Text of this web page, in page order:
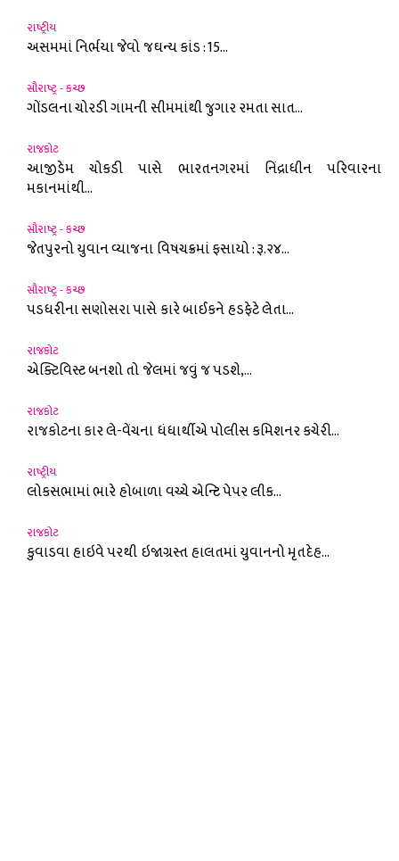
રાષ્ટ્રીય
અસમમાં નિર્ભયા જેવો જઘન્ય કાંડ : 15...
સૌરાષ્ટ્ર - કચ્છ
ગોંડલના ચોરડી ગામની સીમમાંથી જુગાર રમતા સાત...
રાજકોટ
આજીડેમ ચોકડી પાસે ભારતનગરમાં નિંદ્રાધીન પરિવારના
મકાનમાંથી...
સૌરાષ્ટ્ર - કચ્છ
જેતપુરનો યુવાન વ્યાજના વિષચક્રમાં ફસાયો : રૂ.૨૪...
સૌરાષ્ટ્ર - કચ્છ
પડધરીના સણોસરા પાસે કારે બાઈકને હડફેટે લેતા...
રાજકોટ
એક્ટિવિસ્ટ બનશો તો જેલમાં જવું જ પડશે,...
રાજકોટ
રાજકોટના કાર લે-વેંચના ધંધાર્થીએ પોલીસ કમિશનર કચેરી...
રાષ્ટ્રીય
લોકસભામાં ભારે હોબાળા વચ્ચે એન્ટિ પેપર લીક...
રાજકોટ
કુવાડવા હાઇવે પરથી ઇજાગ્રસ્ત હાલતમાં યુવાનનો મૃતદેહ...